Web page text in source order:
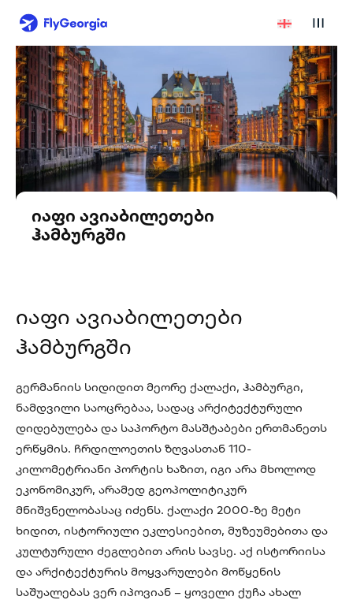
იაფი ავიაბილეთები
ჰამბურგში
იაფი ავიაბილეთები
ჰამბურგში
გერმანიის სიდიდით მეორე ქალაქი, ჰამბურგი,
ნამდვილი საოცრებაა, სადაც არქიტექტურული
დიდებულება და საპორტო მასშტაბები ერთმანეთს
ერწყმის. ჩრდილოეთის ზღვასთან 110-
კილომეტრიანი პორტის ხაზით, იგი არა მხოლოდ
ეკონომიკურ, არამედ გეოპოლიტიკურ
მნიშვნელობასაც იძენს. ქალაქი 2000-ზე მეტი
ხიდით, ისტორიული ეკლესიებით, მუზეუმებითა და
კულტურული ძეგლებით არის სავსე. აქ ისტორიისა
და არქიტექტურის მოყვარულები მოწყენის
საშუალებას ვერ იპოვიან – ყოველი ქუჩა ახალ